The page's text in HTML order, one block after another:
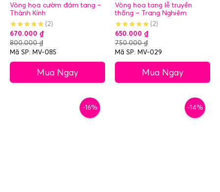
Vòng hoa cườm đám tang –
Thành Kính
(2)
670.000 ₫
800.000₫
Mã SP: MV-085
Mua Ngay
Vòng hoa tang lễ truyền
thống – Trang Nghiêm
(2)
650.000 ₫
750.000₫
Mã SP: MV-029
Mua Ngay
-16% -14%